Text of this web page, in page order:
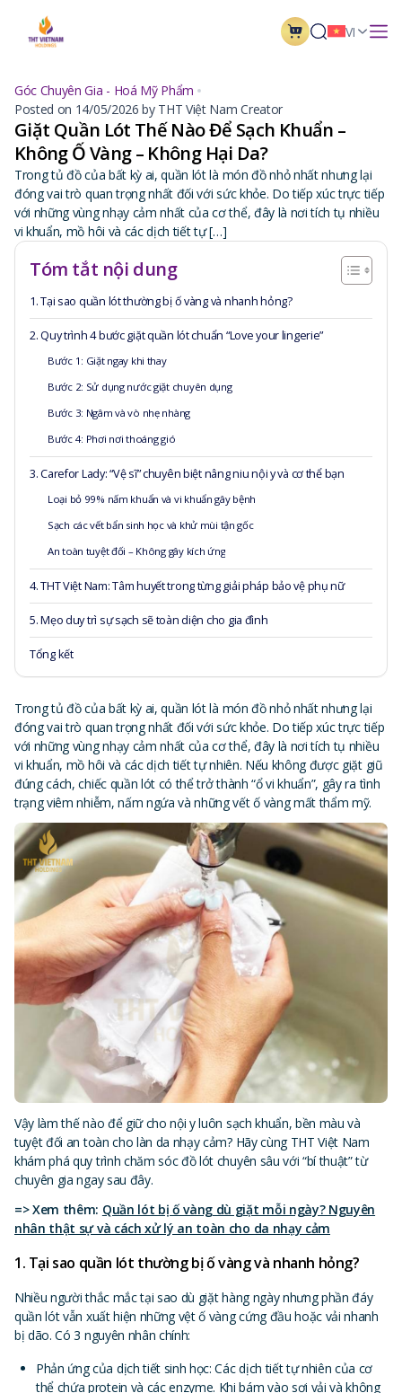
VI
Góc Chuyên Gia - Hoá Mỹ Phẩm
Posted on 14/05/2026 by THT Việt Nam Creator
Giặt Quần Lót Thế Nào Để Sạch Khuẩn –
Không Ố Vàng – Không Hại Da?
Trong tủ đồ của bất kỳ ai, quần lót là món đồ nhỏ nhất nhưng lại
đóng vai trò quan trọng nhất đối với sức khỏe. Do tiếp xúc trực tiếp
với những vùng nhạy cảm nhất của cơ thể, đây là nơi tích tụ nhiều
vi khuẩn, mồ hôi và các dịch tiết tự […]
Tóm tắt nội dung
1. Tại sao quần lót thường bị ố vàng và nhanh hỏng?
2. Quy trình 4 bước giặt quần lót chuẩn “Love your lingerie”
Bước 1: Giặt ngay khi thay
Bước 2: Sử dụng nước giặt chuyên dụng
Bước 3: Ngâm và vò nhẹ nhàng
Bước 4: Phơi nơi thoáng gió
3. Carefor Lady: “Vệ sĩ” chuyên biệt nâng niu nội y và cơ thể bạn
Loại bỏ 99% nấm khuẩn và vi khuẩn gây bệnh
Sạch các vết bẩn sinh học và khử mùi tận gốc
An toàn tuyệt đối – Không gây kích ứng
4. THT Việt Nam: Tâm huyết trong từng giải pháp bảo vệ phụ nữ
5. Mẹo duy trì sự sạch sẽ toàn diện cho gia đình
Tổng kết
Trong tủ đồ của bất kỳ ai, quần lót là món đồ nhỏ nhất nhưng lại
đóng vai trò quan trọng nhất đối với sức khỏe. Do tiếp xúc trực tiếp
với những vùng nhạy cảm nhất của cơ thể, đây là nơi tích tụ nhiều
vi khuẩn, mồ hôi và các dịch tiết tự nhiên. Nếu không được giặt giũ
đúng cách, chiếc quần lót có thể trở thành “ổ vi khuẩn”, gây ra tình
trạng viêm nhiễm, nấm ngứa và những vết ố vàng mất thẩm mỹ.
Vậy làm thế nào để giữ cho nội y luôn sạch khuẩn, bền màu và
tuyệt đối an toàn cho làn da nhạy cảm? Hãy cùng THT Việt Nam
khám phá quy trình chăm sóc đồ lót chuyên sâu với “bí thuật” từ
chuyên gia ngay sau đây.
=> Xem thêm: Quần lót bị ố vàng dù giặt mỗi ngày? Nguyên
nhân thật sự và cách xử lý an toàn cho da nhạy cảm
1. Tại sao quần lót thường bị ố vàng và nhanh hỏng?
Nhiều người thắc mắc tại sao dù giặt hàng ngày nhưng phần đáy
quần lót vẫn xuất hiện những vệt ố vàng cứng đầu hoặc vải nhanh
bị dão. Có 3 nguyên nhân chính:
Phản ứng của dịch tiết sinh học: Các dịch tiết tự nhiên của cơ
thể chứa protein và các enzyme. Khi bám vào sợi vải và không